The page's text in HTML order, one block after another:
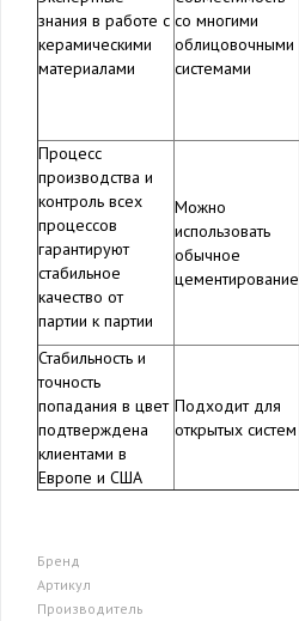
знания в работе с
керамическими
материалами
со многими
облицовочными
системами
Процесс
производства и
контроль всех
процессов
гарантируют
стабильное
качество от
партии к партии
Можно
использовать
обычное
цементирование
Стабильность и
точность
попадания в цвет
подтверждена
клиентами в
Европе и США
Подходит для
открытых систем
Бренд
Артикул
Производитель